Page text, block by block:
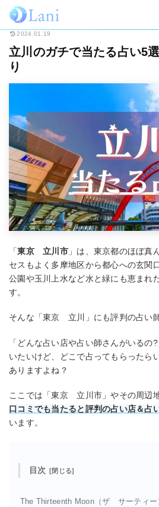
ホーム 占い 立川の
2024.01.19
立川のガチで当たる占い5
り
「東京 立川市」は、東京都のほぼ真
セスもよく多摩地区から都心への玄関
公園や玉川上水など水と緑にも恵まれ
す。
そんな「東京 立川」にも評判の占い
「どんな占い店や占い師さんがいるの
いたいけど、どこで占ってもらったら
ありますよね？
ここでは「東京 立川市」やその周辺
口コミでも当たると評判の占い店＆占
います。
目次
The Thirteenth Moon（ザ サーティ